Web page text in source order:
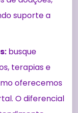
suporte a
busque
terapias e
oferecemos
O diferencial